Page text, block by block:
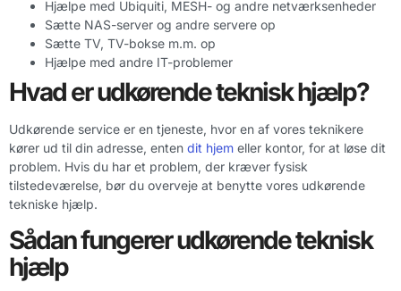
Hjælpe med Ubiquiti, MESH- og andre netværksenheder
Sætte NAS-server og andre servere op
Sætte TV, TV-bokse m.m. op
Hjælpe med andre IT-problemer
Hvad er udkørende teknisk hjælp?
Udkørende service er en tjeneste, hvor en af vores teknikere
kører ud til din adresse, enten dit hjem eller kontor, for at løse dit
problem. Hvis du har et problem, der kræver fysisk
tilstedeværelse, bør du overveje at benytte vores udkørende
tekniske hjælp.
Sådan fungerer udkørende teknisk
hjælp